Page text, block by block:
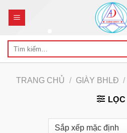
TRANG CHỦ / GIÀY BHLĐ /
LỌC